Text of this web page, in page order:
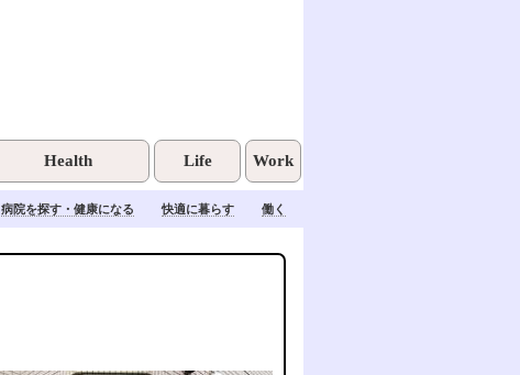
Health Life Work
病院を探す・健康になる 快適に暮らす 働く